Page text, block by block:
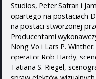
Studios, Peter Safran i
opartego na postaciach
na postaci stworzonej
Producentami
Nong Vo i Lars P.
operator Rob Hardy,
Tatiana S. Riegel,
spraw efektów